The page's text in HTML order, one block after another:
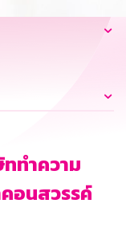
ทำความ
อนสวรรค์